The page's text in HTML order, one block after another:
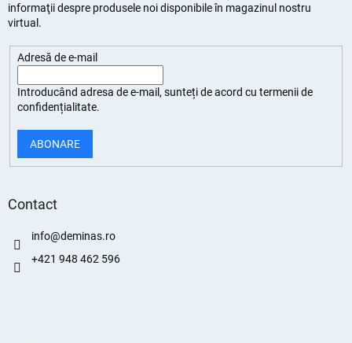
informaţii despre produsele noi disponibile în magazinul nostru
virtual.
Adresă de e-mail
Introducând adresa de e-mail, sunteți deacord cu termenii de
confidențialitate.
ABONARE
Contact
info@deminas.ro
+421 948 462 596